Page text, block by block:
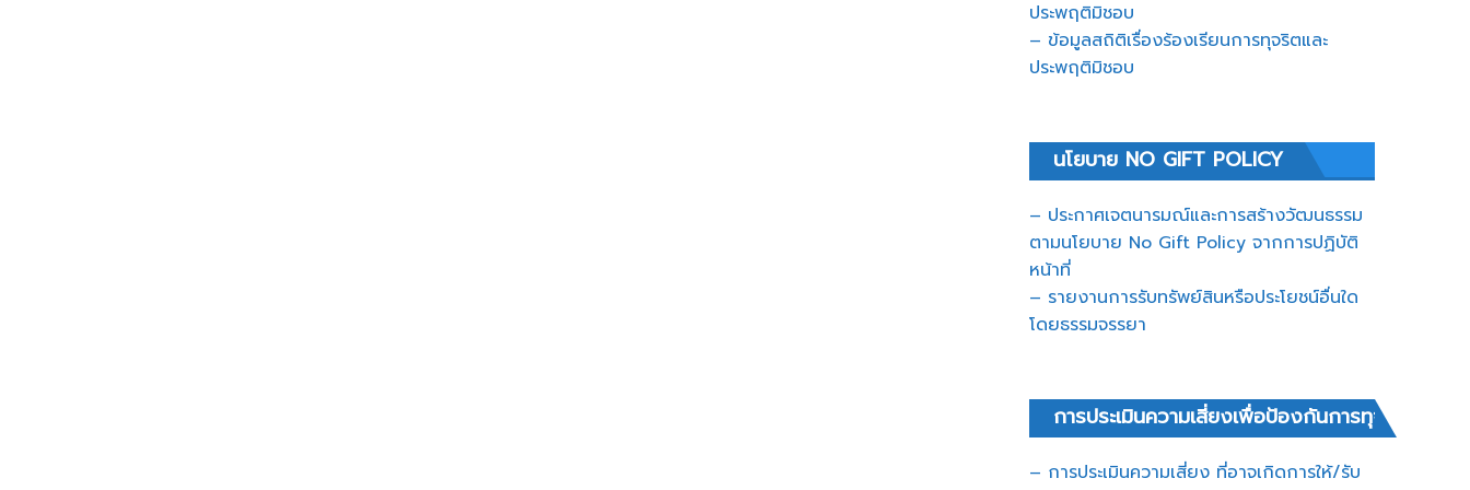
ประพฤติมิชอบ
– ข้อมูลสถิติเรื่องร้องเรียนการทุจริตและ
ประพฤติมิชอบ
นโยบาย NO GIFT POLICY
– ประกาศเจตนารมณ์และการสร้างวัฒนธรรม
ตามนโยบาย No Gift Policy จากการปฏิบัติ
หน้าที่
– รายงานการรับทรัพย์สินหรือประโยชน์อื่นใด
โดยธรรมจรรยา
การประเมินความเสี่ยงเพื่อป้องกันการทุจริต
– การประเมินความเสี่ยง ที่อาจเกิดการให้/รับ